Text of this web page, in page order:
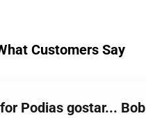
Customers Say
Podias gostar... Bob